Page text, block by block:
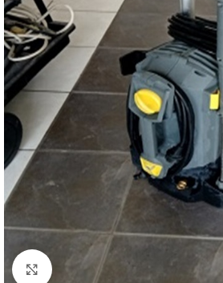
Click to enlarge